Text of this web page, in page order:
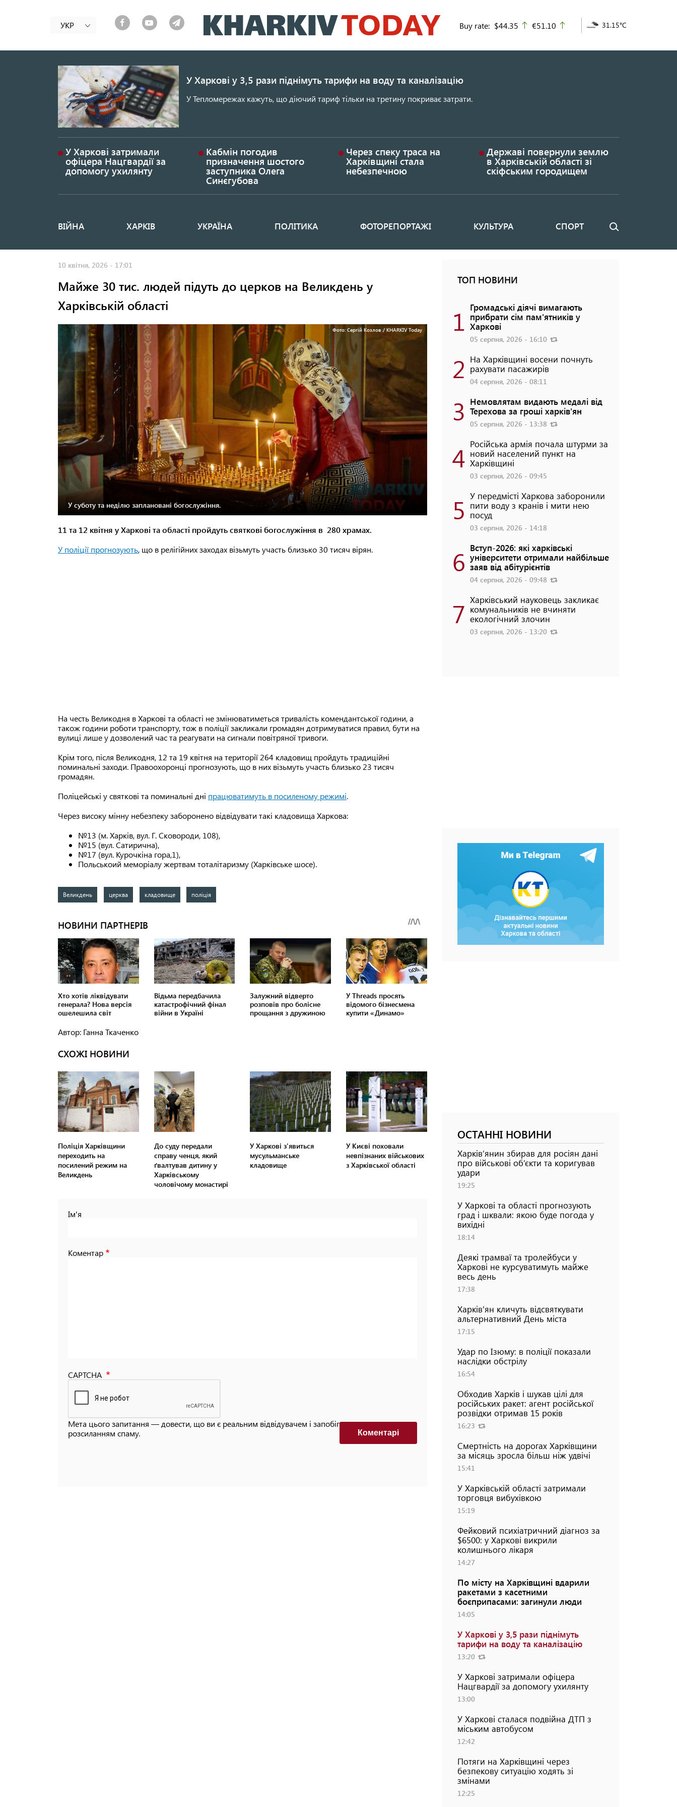
до
основного
УКР Buy rate: $44.35 up
€51.10 31.15°C
У Харкові у 3,5 рази піднімуть тарифи на воду та каналізацію
У Тепломережах кажуть, що діючий тариф тільки на третину покриває затрати.
У Харкові затримали
офіцера Нацгвардії за
допомогу ухилянту
Кабмін погодив
призначення шостого
заступника Олега
Синєгубова
Через спеку траса на
Харківщині стала
небезпечною
Державі повернули землю
в Харківській області зі
скіфським городищем
Основная
ВІЙНА ХАРКІВ УКРАЇНА ПОЛІТИКА ФОТОРЕПОРТАЖІ КУЛЬТУРА СПОРТ Пошук
10 квітня, 2026 - 17:01
Майже 30 тис. людей підуть до церков на Великдень у
Харківській області
Фото: Сергій Козлов / KHARKIV Today
У суботу та неділю заплановані богослужіння.
11 та 12 квітня у Харкові та області пройдуть святкові богослужіння в 280 храмах.
У поліції прогнозують, що в релігійних заходах візьмуть участь близько 30 тисяч вірян.
На честь Великодня в Харкові та області не змінюватиметься тривалість комендантської години, а
також години роботи транспорту, тож в поліції закликали громадян дотримуватися правил, бути на
вулиці лише у дозволений час та реагувати на сигнали повітряної тривоги.
Крім того, після Великодня, 12 та 19 квітня на території 264 кладовищ пройдуть традиційні
поминальні заходи. Правоохоронці прогнозують, що в них візьмуть участь близько 23 тисяч
громадян.
Поліцейські у святкові та поминальні дні працюватимуть в посиленому режимі.
Через високу мінну небезпеку заборонено відвідувати такі кладовища Харкова:
№13 (м. Харків, вул. Г. Сковороди, 108),
№15 (вул. Сатирична),
№17 (вул. Курочкіна гора,1),
Польськоий меморіалу жертвам тоталітаризму (Харківське шосе).
Великдень церква кладовище поліція
Автор: Ганна Ткаченко
СХОЖІ НОВИНИ
Поліція Харківщини
переходить на
посилений режим на
Великдень
До суду передали
справу ченця, який
ґвалтував дитину у
Харківському
чоловічому монастирі
У Харкові з'явиться
мусульманське
кладовище
У Києві поховали
невпізнаних військових
з Харківської області
Ім'я
Коментар
CAPTCHA
Мета цього запитання — довести, що ви є реальним відвідувачем і запобігти автоматизованим
розсиланням спаму.
Коментарi
ТОП НОВИНИ
1 Громадські діячі вимагають
прибрати сім пам'ятників у
Харкові
05 серпня, 2026 - 16:10
2 На Харківщині восени почнуть
рахувати пасажирів
04 серпня, 2026 - 08:11
3 Немовлятам видають медалі від
Терехова за гроші харків'ян
05 серпня, 2026 - 13:38
4 Російська армія почала штурми за
новий населений пункт на
Харківщині
03 серпня, 2026 - 09:45
5 У передмісті Харкова заборонили
пити воду з кранів і мити нею
посуд
03 серпня, 2026 - 14:18
6 Вступ-2026: які харківські
університети отримали найбільше
заяв від абітурієнтів
04 серпня, 2026 - 09:48
7 Харківський науковець закликає
комунальників не вчиняти
екологічний злочин
03 серпня, 2026 - 13:20
ОСТАННІ НОВИНИ
Харків’янин збирав для росіян дані
про військові об’єкти та коригував
удари
19:25
У Харкові та області прогнозують
град і шквали: якою буде погода у
вихідні
18:14
Деякі трамваї та тролейбуси у
Харкові не курсуватимуть майже
весь день
17:38
Харків'ян кличуть відсвяткувати
альтернативний День міста
17:15
Удар по Ізюму: в поліції показали
наслідки обстрілу
16:54
Обходив Харків і шукав цілі для
російських ракет: агент російської
розвідки отримав 15 років
16:23
Смертність на дорогах Харківщини
за місяць зросла більш ніж удвічі
15:41
У Харківській області затримали
торговця вибухівкою
15:19
Фейковий психіатричний діагноз за
$6500: у Харкові викрили
колишнього лікаря
14:27
По місту на Харківщині вдарили
ракетами з касетними
боєприпасами: загинули люди
14:05
У Харкові у 3,5 рази піднімуть
тарифи на воду та каналізацію
13:20
У Харкові затримали офіцера
Нацгвардії за допомогу ухилянту
13:00
У Харкові сталася подвійна ДТП з
міським автобусом
12:42
Потяги на Харківщині через
безпекову ситуацію ходять зі
змінами
12:25